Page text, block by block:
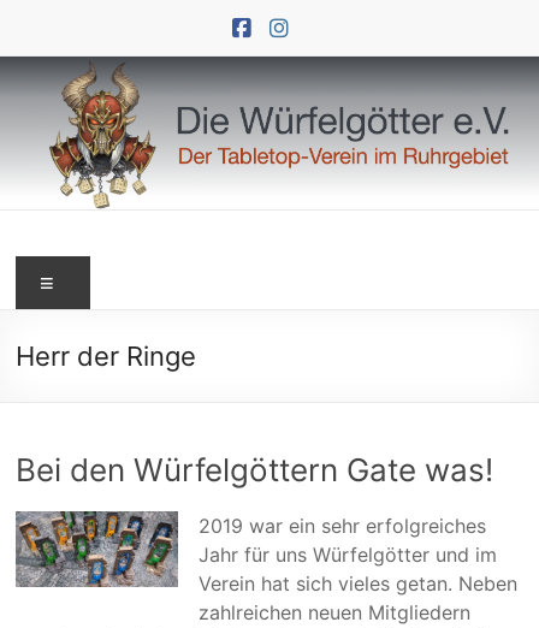
springen
Würfelgötter
e.V.
Herr der Ringe
Bei den Würfelgöttern Gate was!
2019 war ein sehr erfolgreiches
Jahr für uns Würfelgötter und im
Verein hat sich vieles getan. Neben
zahlreichen neuen Mitgliedern